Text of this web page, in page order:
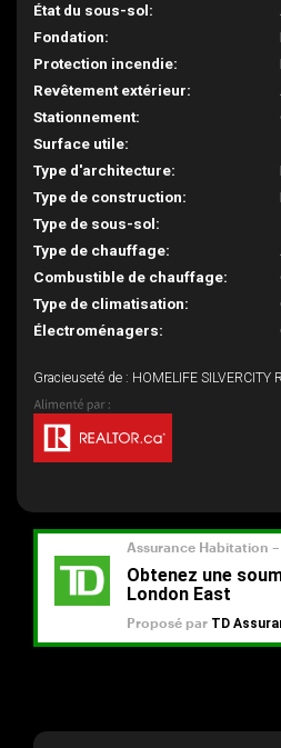
État du sous-sol:
Fondation:
Protection incendie:
Revêtement extérieur:
Stationnement:
Surface utile:
Type d'architecture:
Type de construction:
Type de sous-sol:
Type de chauffage:
Combustible de chauffage:
Type de climatisation:
Électroménagers:
Gracieuseté de : HOMELIFE SILVERCITY